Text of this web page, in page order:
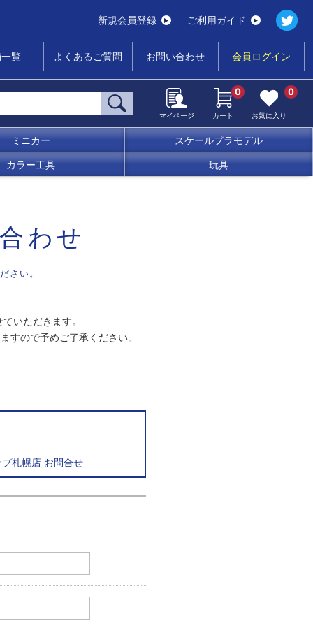
新規会員登録 ご利用ガイド
覧 よくあるご質問 お問い合わせ 会員ログイン
マイページ カート
0
お気に入り
0
ミニカー スケールプラモデル
カラー工具 玩具
わせ
さい。
いただきます。
すので予めご了承ください。
札幌店 お問合せ